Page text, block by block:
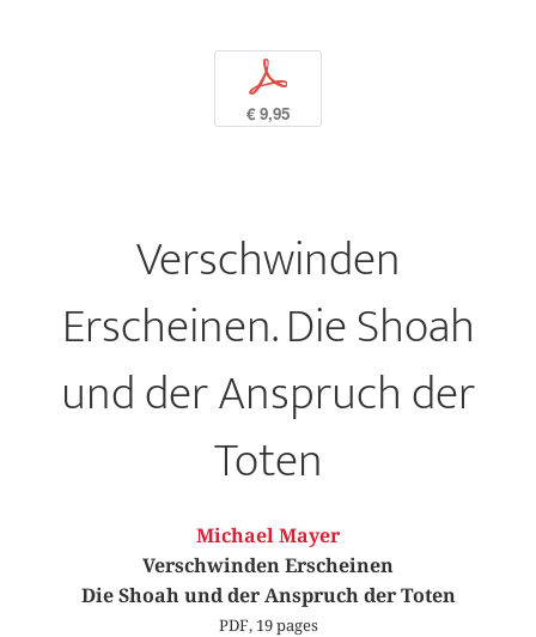
p
€ 9,95
Verschwinden
Erscheinen. Die Shoah
und der Anspruch der
Toten
Michael Mayer
Verschwinden Erscheinen
Die Shoah und der Anspruch der Toten
PDF, 19 pages